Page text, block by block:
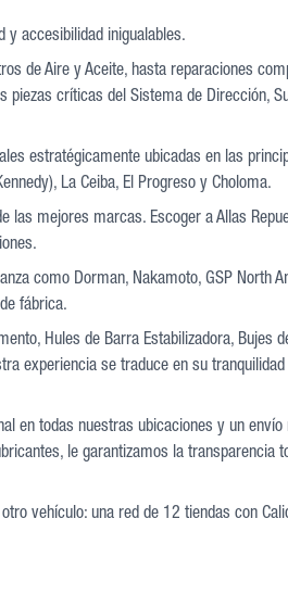
y accesibilidad inigualables.
de Aire y Aceite, hasta reparaciones
piezas críticas del Sistema de Dirección,
estratégicamente ubicadas en las
La Ceiba, El Progreso y Choloma.
las mejores marcas. Escoger a Allas
como Dorman, Nakamoto, GSP North
fábrica.
Hules de Barra Estabilizadora, Bujes
experiencia se traduce en su
en todas nuestras ubicaciones y un envío
le garantizamos la transparencia
vehículo: una red de 12 tiendas con